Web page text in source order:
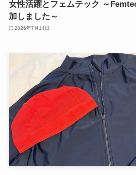
女性活躍とフェムテック ～
加しました～
2026年7月14日